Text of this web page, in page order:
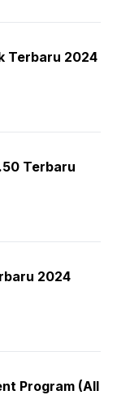
Terbaru 2024
Terbaru
2024
Program (All